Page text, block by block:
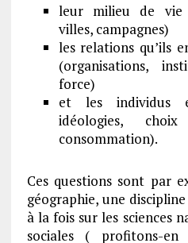
leur milieu de vie
villes, campagnes)
les relations qu’ils
(organisations,
force)
et les individus
idéologies,
consommation).
Ces questions sont par
géographie, une
à la fois sur les sciences
sociales ( profitons-